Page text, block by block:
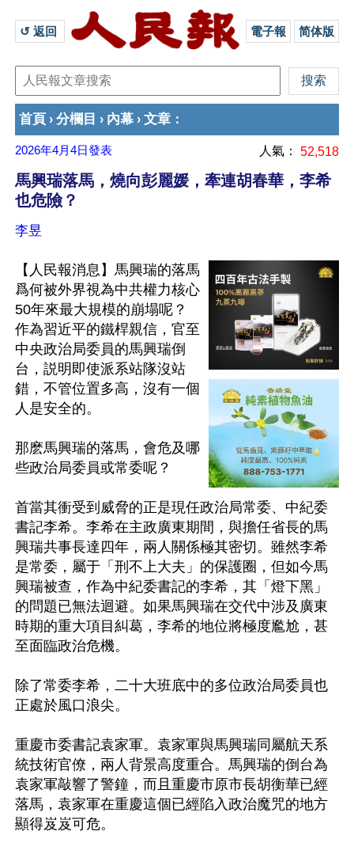
↺ 返回 電子報 简体版
首頁 › 分欄目 › 內幕 › 文章 ：
2026年4月4日發表 人氣： 52,518
馬興瑞落馬，燒向彭麗媛，牽連胡春華，李希
也危險？
李昱
【人民報消息】馬興瑞的落馬
爲何被外界視為中共權力核心
50年來最大規模的崩塌呢？
作為習近平的鐵桿親信，官至
中央政治局委員的馬興瑞倒
台，説明即使派系站隊沒站
錯，不管位置多高，沒有一個
人是安全的。
那麽馬興瑞的落馬，會危及哪
些政治局委員或常委呢？
首當其衝受到威脅的正是現任政治局常委、中紀委
書記李希。李希在主政廣東期間，與擔任省長的馬
興瑞共事長達四年，兩人關係極其密切。雖然李希
是常委，屬于「刑不上大夫」的保護圈，但如今馬
興瑞被查，作為中紀委書記的李希，其「燈下黑」
的問題已無法迴避。如果馬興瑞在交代中涉及廣東
時期的重大項目糾葛，李希的地位將極度尷尬，甚
至面臨政治危機。
除了常委李希，二十大班底中的多位政治局委員也
正處於風口浪尖。
重慶市委書記袁家軍。袁家軍與馬興瑞同屬航天系
統技術官僚，兩人背景高度重合。馬興瑞的倒台為
袁家軍敲響了警鐘，而且重慶市原市長胡衡華已經
落馬，袁家軍在重慶這個已經陷入政治魔咒的地方
顯得岌岌可危。